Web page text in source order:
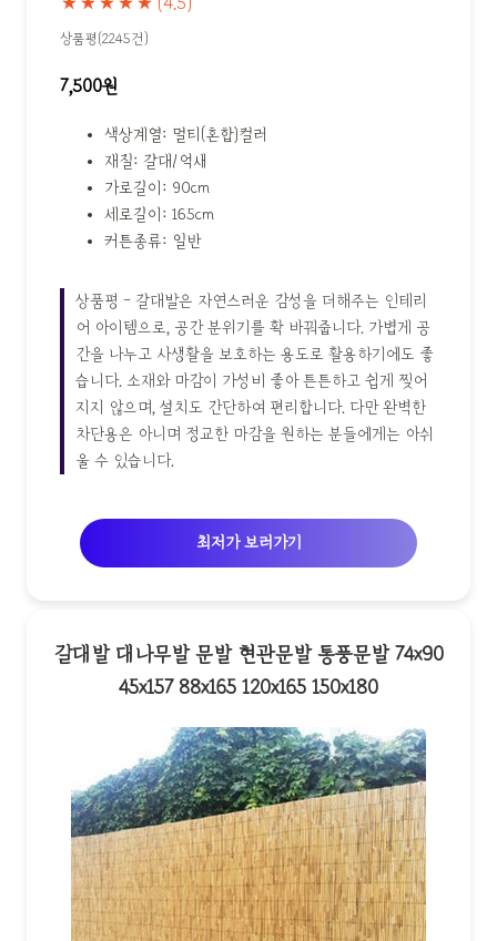
상품평(2245건)
7,500원
색상계열: 멀티(혼합)컬러
재질: 갈대/억새
가로길이: 90cm
세로길이: 165cm
커튼종류: 일반
상품평 - 갈대발은 자연스러운 감성을 더해주는 인테리
어 아이템으로, 공간 분위기를 확 바꿔줍니다. 가볍게 공
간을 나누고 사생활을 보호하는 용도로 활용하기에도 좋
습니다. 소재와 마감이 가성비 좋아 튼튼하고 쉽게 찢어
지지 않으며, 설치도 간단하여 편리합니다. 다만 완벽한
차단용은 아니며 정교한 마감을 원하는 분들에게는 아쉬
울 수 있습니다.
최저가 보러가기
갈대발 대나무발 문발 현관문발 통풍문발 74x90
45x157 88x165 120x165 150x180